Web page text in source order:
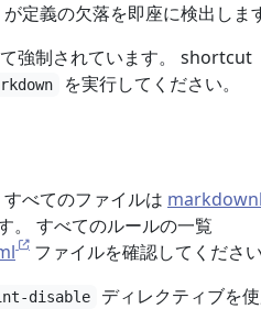
定義の欠落を即座に検出しま
強制されています。 shortcut
を実行してください。
べてのファイルは
。 すべてのルールの一覧
ファイルを確認してくださ
disable
ディレクティブを